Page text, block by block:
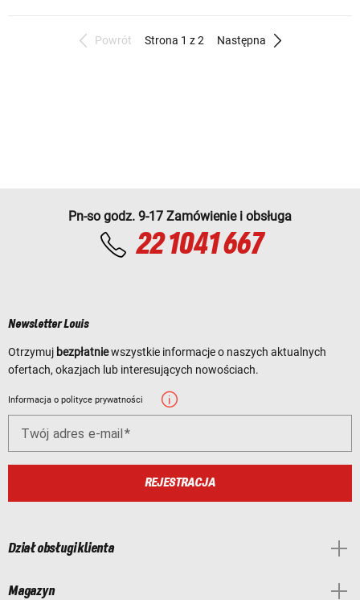
Powrót Strona 1 z 2 Następna
Pn-so godz. 9-17 Zamówienie i obsługa
22 1041 667
Newsletter Louis
Otrzymuj bezpłatniewszystkie informacje o naszych aktualnych
ofertach, okazjach lub interesujących nowościach.
Informacja o polityce prywatności
Twój adres e-mail
REJESTRACJA
Dział obsługi klienta
Magazyn